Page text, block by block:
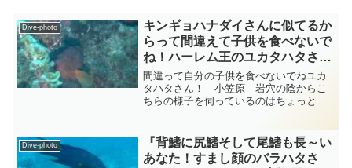
Dive-photo
キンギョハナダイさんに似てるか
らって間違えて子供を食べないで
ね！ハーレム王のユカタハタさ
ん！ 小笠原 ハタ科 diving-
photo‐tsubuankun
間違って自分の子供を食べないでねユカ
タハタさん！ 小笠原 岩穴の陰からこ
ちらの様子を伺っているのはちょっと頭
キ目ハタ科ユカタハタ属のユカタハタさ
んです・・・サンゴ礁や岩...
Dive-photo
『背鰭に尻鰭そして尾鰭も長～い
あなた！すまし顔のバラハタさ